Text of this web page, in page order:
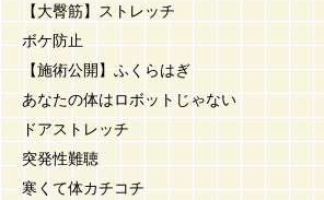
【大臀筋】ストレッチ
ボケ防止
【施術公開】ふくらはぎ
あなたの体はロボットじゃない
ドアストレッチ
突発性難聴
寒くて体カチコチ